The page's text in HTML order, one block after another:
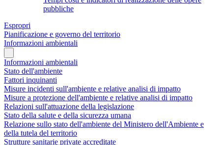
pubbliche
Espropri
Pianificazione e governo del territorio
Informazioni ambientali
Informazioni ambientali
Stato dell'ambiente
Fattori inquinanti
Misure incidenti sull'ambiente e relative analisi di impatto
Misure a protezione dell'ambiente e relative analisi di impatto
Relazioni sull'attuazione della legislazione
Stato della salute e della sicurezza umana
Relazione sullo stato dell'ambiente del Ministero dell'Ambiente e
della tutela del territorio
Strutture sanitarie private accreditate